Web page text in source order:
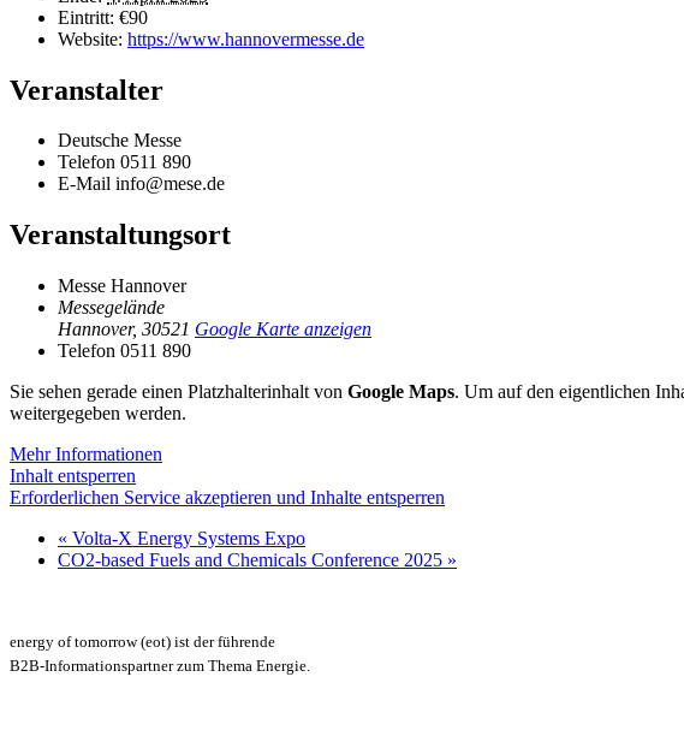
Eintritt: €90
Website: https://www.hannovermesse.de
Veranstalter
Deutsche Messe
Telefon 0511 890
E-Mail info@mese.de
Veranstaltungsort
Messe Hannover
Messegelände
Hannover, 30521 Google Karte anzeigen
Telefon 0511 890
Sie sehen gerade einen Platzhalterinhalt von Google Maps. Um auf den eigentlichen
weitergegeben werden.
Mehr Informationen
Inhalt entsperren
Erforderlichen Service akzeptieren und Inhalte entsperren
« Volta-X Energy Systems Expo
CO2-based Fuels and Chemicals Conference 2025 »
energy of tomorrow (eot) ist der führende
B2B-Informationspartner zum Thema Energie.